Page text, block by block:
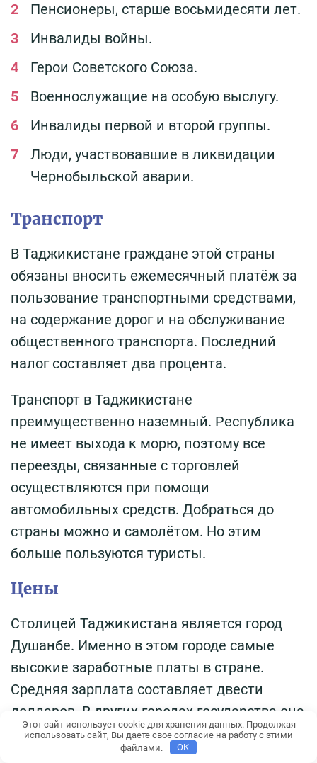
Пенсионеры, старше восьмидесяти лет.
Инвалиды войны.
Герои Советского Союза.
Военнослужащие на особую выслугу.
Инвалиды первой и второй группы.
Люди, участвовавшие в ликвидации
Чернобыльской аварии.
Транспорт
В Таджикистане граждане этой страны
обязаны вносить ежемесячный платёж за
пользование транспортными средствами,
на содержание дорог и на обслуживание
общественного транспорта. Последний
налог составляет два процента.
Транспорт в Таджикистане
преимущественно наземный. Республика
не имеет выхода к морю, поэтому все
переезды, связанные с торговлей
осуществляются при помощи
автомобильных средств. Добраться до
страны можно и самолётом. Но этим
больше пользуются туристы.
Цены
Столицей Таджикистана является город
Душанбе. Именно в этом городе самые
высокие заработные платы в стране.
Средняя зарплата составляет двести
долларов. В других городах государства она
не поднимается выше ста.
Этот сайт использует cookie для хранения данных. Продолжая
использовать сайт, Вы даете свое согласие на работу с этими
файлами.
OK